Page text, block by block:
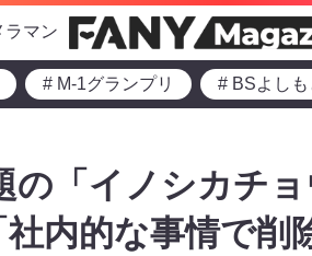
ラマン
# M-1グランプリ # BSよしも
の「イノシカチ
内的な事情で削